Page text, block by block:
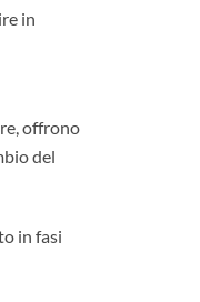
in
offrono
del
in fasi